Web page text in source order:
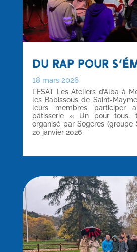
DU RAP POUR
18 mars 2026
L’ESAT Les Ateliers d’Alba à
les Babissous de Saint-
leurs membres participer
pâtisserie « Un pour tous,
organisé par Sogeres (groupe
20 janvier 2026